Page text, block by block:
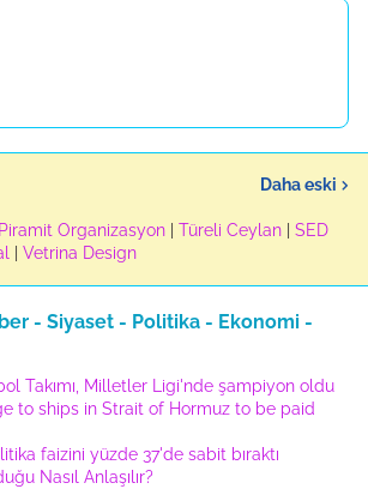
Daha eski
Piramit Organizasyon Türeli Ceylan
SED
Vetrina Design
- Siyaset - Politika - Ekonomi -
Takımı, Milletler Ligi'nde şampiyon oldu
to ships in Strait of Hormuz to be paid
faizini yüzde 37'de sabit bıraktı
Nasıl Anlaşılır?